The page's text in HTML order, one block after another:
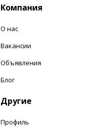
Компания
О нас
Вакансии
Объявления
Блог
Другие
Профиль